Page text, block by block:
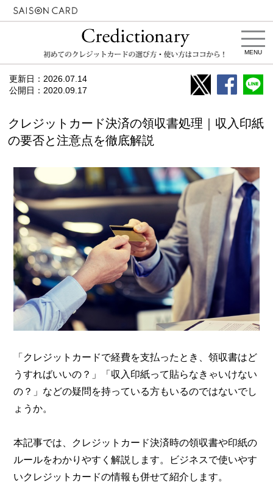
MENU
更新日： 2026.07.14
公開日： 2020.09.17
クレジットカード決済の領収書処理｜収入印紙
の要否と注意点を徹底解説
「クレジットカードで経費を支払ったとき、領収書はど
うすればいいの？」「収入印紙って貼らなきゃいけない
の？」などの疑問を持っている方もいるのではないでし
ょうか。
本記事では、クレジットカード決済時の領収書や印紙の
ルールをわかりやすく解説します。ビジネスで使いやす
いクレジットカードの情報も併せて紹介します。